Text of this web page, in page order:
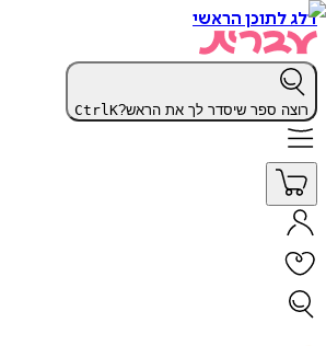
דלג לתוכן הראשי
רוצה ספר שיסדר לך את הראש? CtrlK